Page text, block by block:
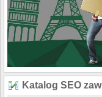
Katalog SEO